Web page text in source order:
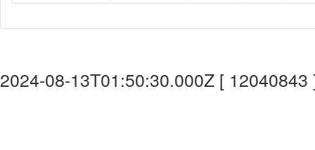
2024-08-13T01:50:30.000Z [ 12040843